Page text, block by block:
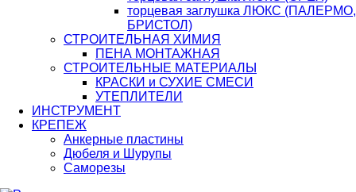
торцевая заглушка ЛЮКС (ПАЛЕРМО,
БРИСТОЛ)
СТРОИТЕЛЬНАЯ ХИМИЯ
ПЕНА МОНТАЖНАЯ
СТРОИТЕЛЬНЫЕ МАТЕРИАЛЫ
КРАСКИ и СУХИЕ СМЕСИ
УТЕПЛИТЕЛИ
ИНСТРУМЕНТ
КРЕПЕЖ
Анкерные пластины
Дюбеля и Шурупы
Саморезы